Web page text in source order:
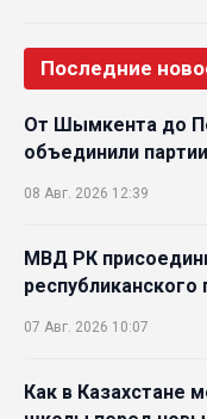
Последние
От Шымкента до
объединили
08 Авг. 2026 12:39
МВД РК
07 Авг. 2026 10:07
Как в Казахстане